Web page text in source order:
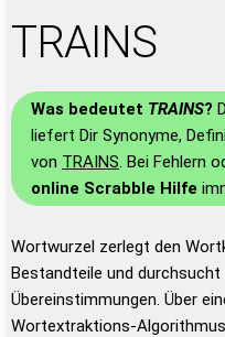
TRAINS
Was bedeutet TRAINS?
liefert Dir Synonyme,
von TRAINS. Bei Fehlern
online Scrabble Hilfe
Wortwurzel zerlegt den
Bestandteile und
Übereinstimmungen. Über
Wortextraktions-